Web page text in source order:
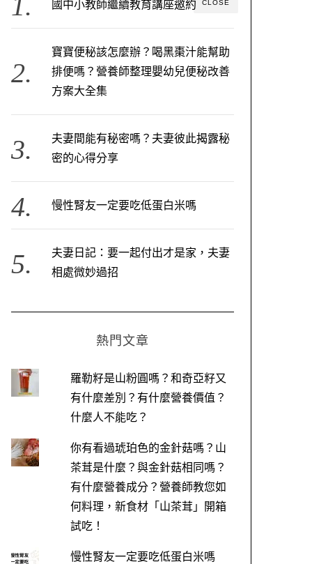
CLOSE
國中小教師繼續教育講座邀約
寶寶便秘該怎麼辦？喝黑棗汁能幫助
排便嗎？營養師整理嬰幼兒便秘改善
方案大全集
夫妻間能有秘密嗎？夫妻彼此揭露秘
密的心得分享
慢性腎友一定要吃低蛋白米嗎
夫妻日記：要一起付出才是家，夫妻
相處微妙過招
熱門文章
羅勒籽是山粉圓嗎？和奇亞籽又
有什麼差別？有什麼營養價值？
什麼人不能吃？
你有看過琥珀色的金針菇嗎？山
茶茸是什麼？與金針菇相同嗎？
有什麼營養成分？營養師教您如
何料理，新食材「山茶茸」開箱
試吃！
慢性腎友一定要吃低蛋白米嗎